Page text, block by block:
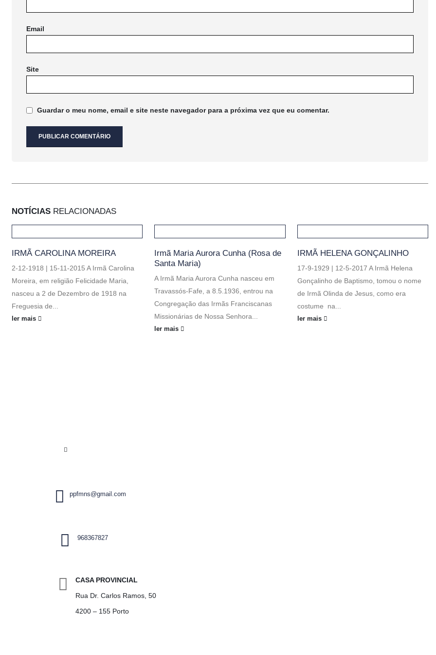
Email
Site
Guardar o meu nome, email e site neste navegador para a próxima vez que eu comentar.
NOTÍCIAS RELACIONADAS
IRMÃ CAROLINA MOREIRA
2-12-1918 | 15-11-2015 A Irmã Carolina
Moreira, em religião Felicidade Maria,
nasceu a 2 de Dezembro de 1918 na
Freguesia de...
ler mais
Irmã Maria Aurora Cunha (Rosa de
Santa Maria)
A Irmã Maria Aurora Cunha nasceu em
Travassós-Fafe, a 8.5.1936, entrou na
Congregação das Irmãs Franciscanas
Missionárias de Nossa Senhora...
ler mais
IRMÃ HELENA GONÇALINHO
17-9-1929 | 12-5-2017 A Irmã Helena
Gonçalinho de Baptismo, tomou o nome
de Irmã Olinda de Jesus, como era
costume na...
ler mais
ppfmns@gmail.com
968367827
CASA PROVINCIAL
Rua Dr. Carlos Ramos, 50
4200 – 155 Porto